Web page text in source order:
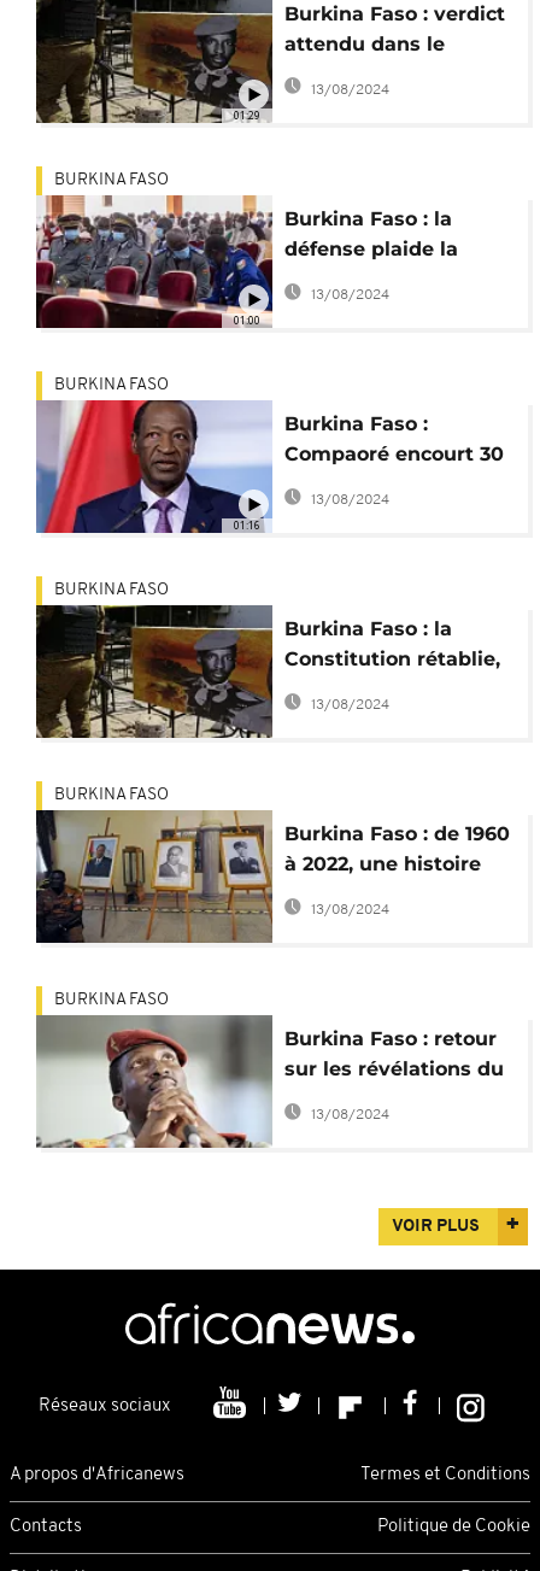
01:29
Burkina Faso : verdict
attendu dans le
"procès Sankara"
13/08/2024
01:00
BURKINA FASO
Burkina Faso : la
défense plaide la
relaxe dans le "procès
Sankara"
13/08/2024
01:16
BURKINA FASO
Burkina Faso :
Compaoré encourt 30
ans de prison dans le
procès Sankara
13/08/2024
BURKINA FASO
Burkina Faso : la
Constitution rétablie,
le "procès Sankara"
reprend
13/08/2024
BURKINA FASO
Burkina Faso : de 1960
à 2022, une histoire
jalonnée de coups
d'Etat
13/08/2024
BURKINA FASO
Burkina Faso : retour
sur les révélations du
"procès Sankara"
13/08/2024
VOIR PLUS
Réseaux sociaux
A propos d'Africanews Termes et Conditions
Contacts Politique de Cookie